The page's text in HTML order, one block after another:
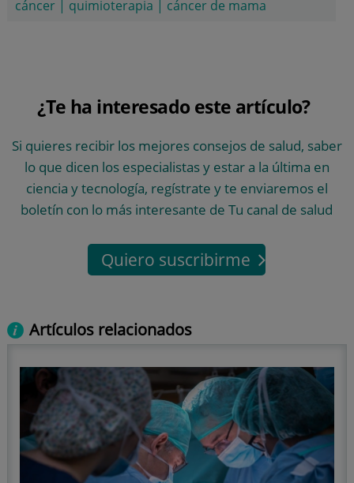
cáncer| quimioterapia cáncer de mama
¿Te ha interesado este artículo?
Si quieres recibir los mejores consejos de salud, saber
lo que dicen los especialistas y estar a la última en
ciencia y tecnología, regístrate y te enviaremos el
boletín con lo más interesante de Tu canal de salud
Quiero suscribirme
Artículos relacionados